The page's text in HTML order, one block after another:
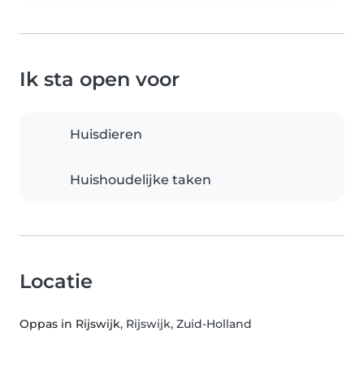
Ik sta open voor
Huisdieren
Huishoudelijke taken
Locatie
Oppas in Rijswijk, Rijswijk, Zuid-Holland